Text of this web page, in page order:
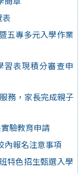
五專多元入學作業
習表現積分審查申
務，家長完成親子
驗教育申請
內報名注意事項
特色招生甄選入學